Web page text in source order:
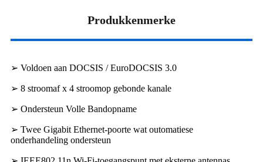
Produkkenmerke
➢ Voldoen aan DOCSIS / EuroDOCSIS 3.0
➢ 8 stroomaf x 4 stroomop gebonde kanale
➢ Ondersteun Volle Bandopname
➢ Twee Gigabit Ethernet-poorte wat outomatiese
onderhandeling ondersteun